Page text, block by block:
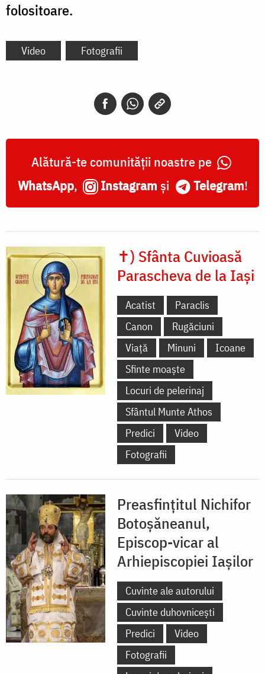
folositoare.
Video Fotografii
Alătură-te comunității noastre pe
WhatsApp, Instagram și Telegram!
✝) Sfânta Cuvioasă
Parascheva de la Iași
Acatist
Paraclis
Canon
Rugăciuni
Viață
Minuni
Icoane
Sfinte moaște
Locuri de pelerinaj
Sfântul Munte Athos
Predici
Video
Fotografii
Preasfințitul Nichifor
Botoșăneanul,
Episcop-vicar al
Arhiepiscopiei Iașilor
Cuvinte ale autorului
Cuvinte duhovnicești
Predici
Video
Fotografii